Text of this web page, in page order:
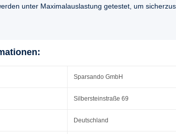
unter Maximalauslastung getestet, um
Sparsando GmbH
Silbersteinstraße 69
Deutschland